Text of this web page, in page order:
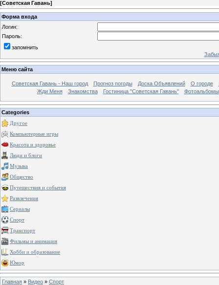
[Советская Гавань]
Форма входа
Логин:
Пароль:
запомнить
Меню сайта
Советская Гавань - Наш город Прогноз погоды Доска Объявлений О городе
Жди Меня
Знакомства Гостиница "Советская Гавань" Фотоальбомы
Categories
Другое
Компьютерные игры
Красота и здоровье
Люди и блоги
Музыка
Общество
Путешествия и события
Развлечения
Сериалы
Спорт
Транспорт
Фильмы и анимация
Хобби и образование
Юмор
Главная » Видео » Спорт